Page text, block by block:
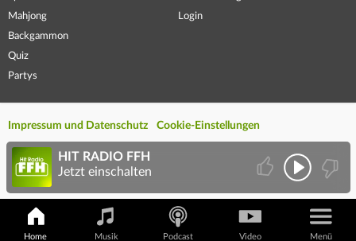
Mahjong
Backgammon
Quiz
Partys
Login
Impressum und Datenschutz Cookie-Einstellungen
Home Musik Podcast Video Menü
HIT RADIO FFH
Jetzt einschalten